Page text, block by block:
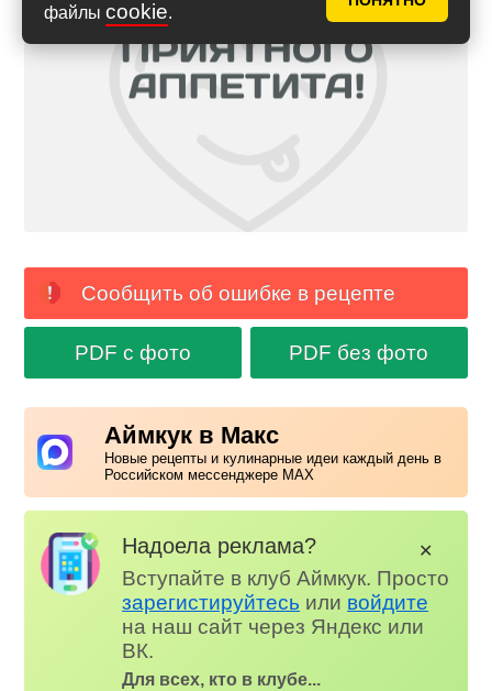
файлы cookie.
Сообщить об ошибке в рецепте
PDF с фото PDF без фото
Аймкук в Макс
Новые рецепты и кулинарные идеи каждый день в
Российском мессенджере MAX
Надоела реклама?
Вступайте в клуб Аймкук. Просто
зарегистируйтесь или войдите
на наш сайт через Яндекс или
ВК.
Для всех, кто в клубе...
✕